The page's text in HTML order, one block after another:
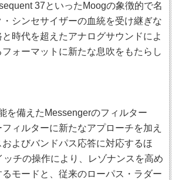
37といったMoogの象徴的で名
シンセサイザーの血統を受け継ぎな
時代を超えたアナログサウンドによ
ォーマットに新たな息吹をもたらし
を備えたMessengerのフィルター
ィルターに新たなアプローチを加え
よびバンドパス応答に対応するほ
チの操作により、レゾナンスを高め
モードと、従来のローパス・ラダー